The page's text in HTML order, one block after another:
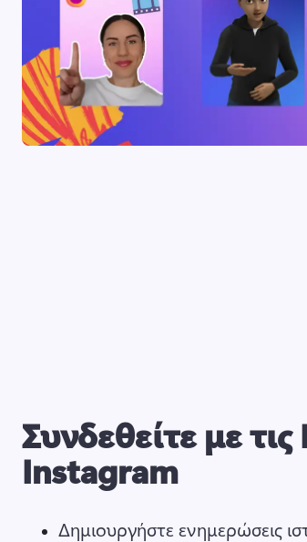
Συνδεθείτε με τις
Instagram
Δημιουργήστε ενημερώσεις